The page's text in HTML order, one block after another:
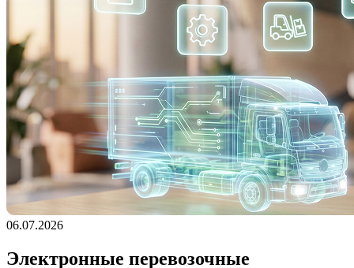
06.07.2026
Электронные перевозочные